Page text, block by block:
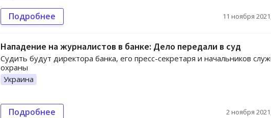
Подробнее 11 ноября
Нападение на журналистов в банке: Дело передали в суд
Судить будут директора банка, его пресс-секретаря и начальников
охраны
Украина
Подробнее 2 ноября